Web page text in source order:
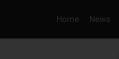
Home News